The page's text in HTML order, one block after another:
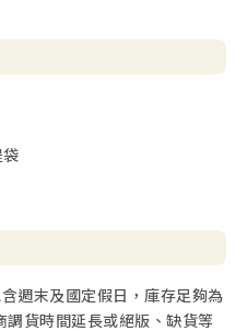
週末及國定假日，庫存足夠為
貨時間延長或絕版、缺貨等